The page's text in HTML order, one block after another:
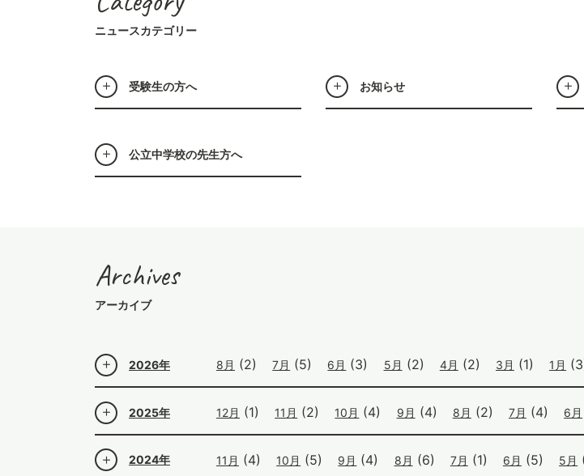
ニュースカテゴリー
受験生の方へ お知らせ
公立中学校の先生方へ
Archives
アーカイブ
2026年 8月 (2) 7月 (5) 6月 (3) 5月 (2) 4月 (2) 3月 (1) 1月
2025年 12月 (1) 11月 (2) 10月 (4) 9月 (4) 8月 (2) 7月 (4) 6月
2024年 11月 (4) 10月 (5) 9月 (4) 8月 (6) 7月 (1) 6月 (5) 5月